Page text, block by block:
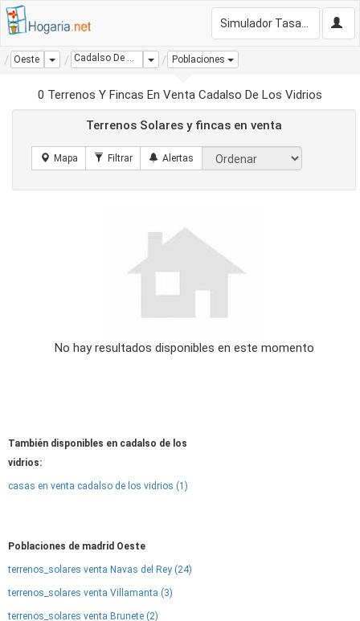
Oeste Dropdown Cadalso De Los Vidrios Dropdown
Poblaciones
0 Terrenos Y Fincas En Venta Cadalso De Los Vidrios
Terrenos Solares y fincas en venta
No hay resultados disponibles en este momento
También disponibles en cadalso de los
vidrios:
casas en venta cadalso de los vidrios (1)
Poblaciones de madrid Oeste
terrenos_solares venta Navas del Rey (24)
terrenos_solares venta Villamanta (3)
terrenos_solares venta Brunete (2)